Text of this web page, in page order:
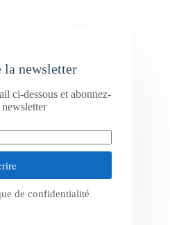
la newsletter
ci-dessous et abonnez-
de confidentialité